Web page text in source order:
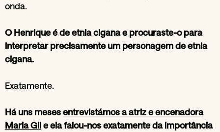
onda.
O Henrique é de etnia cigana e procuraste-o para
interpretar precisamente um personagem de etnia
cigana.
Exatamente.
Há uns mesesentrevistámos a atriz e encenadora
Maria Gile ela falou-nos exatamente da importância